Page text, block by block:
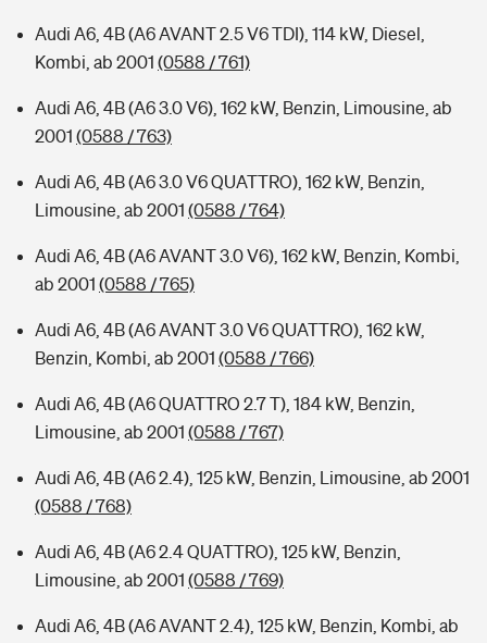
Audi A6, 4B (A6 AVANT 2.5 V6 TDI), 114 kW, Diesel,
Kombi, ab 2001 (0588 / 761)
Audi A6, 4B (A6 3.0 V6), 162 kW, Benzin, Limousine, ab
2001 (0588 / 763)
Audi A6, 4B (A6 3.0 V6 QUATTRO), 162 kW, Benzin,
Limousine, ab 2001 (0588 / 764)
Audi A6, 4B (A6 AVANT 3.0 V6), 162 kW, Benzin, Kombi,
ab 2001 (0588 / 765)
Audi A6, 4B (A6 AVANT 3.0 V6 QUATTRO), 162 kW,
Benzin, Kombi, ab 2001 (0588 / 766)
Audi A6, 4B (A6 QUATTRO 2.7 T), 184 kW, Benzin,
Limousine, ab 2001 (0588 / 767)
Audi A6, 4B (A6 2.4), 125 kW, Benzin, Limousine, ab 2001
(0588 / 768)
Audi A6, 4B (A6 2.4 QUATTRO), 125 kW, Benzin,
Limousine, ab 2001 (0588 / 769)
Audi A6, 4B (A6 AVANT 2.4), 125 kW, Benzin, Kombi, ab